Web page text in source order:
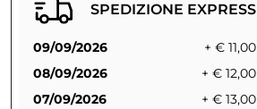
SPEDIZIONE EXPRESS
09/09/2026
+ € 11,00
08/09/2026
+ € 12,00
07/09/2026
+ € 13,00